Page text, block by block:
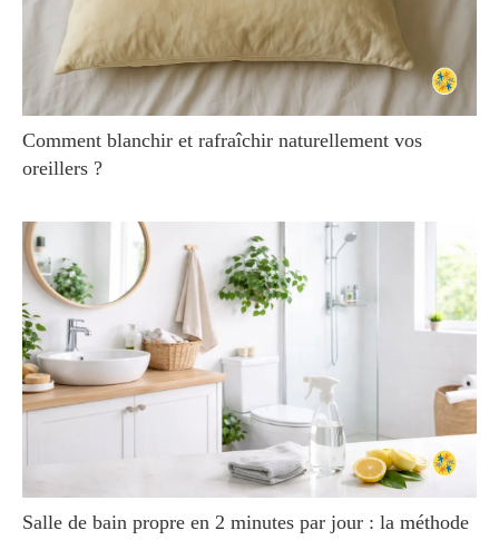
Comment blanchir et rafraîchir naturellement vos
oreillers ?
Salle de bain propre en 2 minutes par jour : la méthode